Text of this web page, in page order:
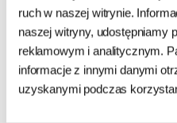
ruch w naszej witrynie.
naszej witryny, udostępniamy
reklamowym i analitycznym.
informacje z innymi danymi
uzyskanymi podczas
DO KOSZYKA